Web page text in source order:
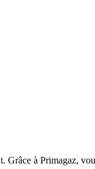
Grâce à Primagaz,